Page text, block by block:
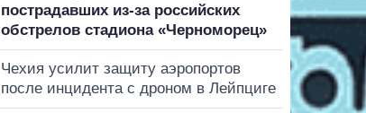
пострадавших из-за российских
обстрелов стадиона «Черноморец»
Чехия усилит защиту аэропортов
после инцидента с дроном в Лейпциге